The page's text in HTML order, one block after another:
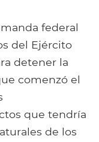
federal
del Ejército
detener la
comenzó el
que tendría
de los